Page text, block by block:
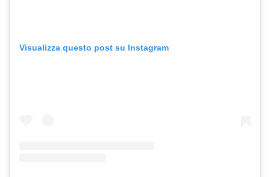
Visualizza questo post su Instagram